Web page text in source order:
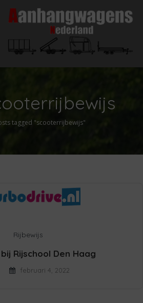
tagged "scooterrijbewijs"
Rijbewijs
Rijschool Den Haag
februari 4, 2022